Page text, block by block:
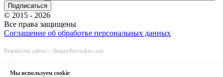
© 2015 - 2026
Все права защищены
Соглашение об обработке персональных данных
Разработка сайта — SergeyPervushin.com
Мы используем сookie